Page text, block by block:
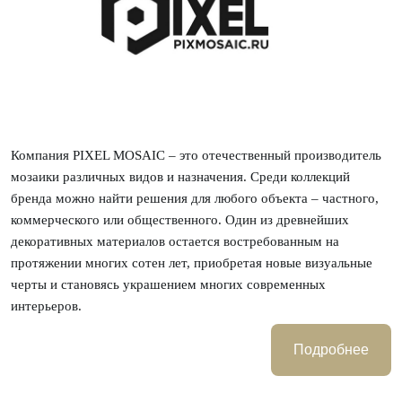
Компания PIXEL MOSAIC – это отечественный производитель
мозаики различных видов и назначения. Среди коллекций
бренда можно найти решения для любого объекта – частного,
коммерческого или общественного. Один из древнейших
декоративных материалов остается востребованным на
протяжении многих сотен лет, приобретая новые визуальные
черты и становясь украшением многих современных
интерьеров.
каменную и стеклянную мозаику, а также эксклюзивные
Подробнее